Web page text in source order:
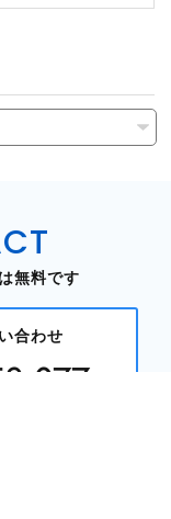
無料です
合わせ
077